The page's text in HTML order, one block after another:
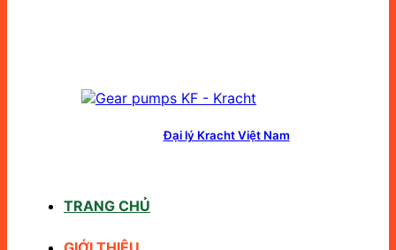
Đại lý Kracht Việt Nam
TRANG CHỦ